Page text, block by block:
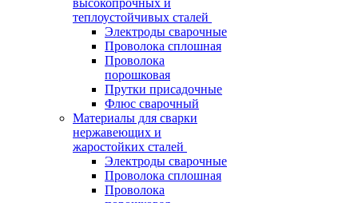
высокопрочных и
теплоустойчивых сталей
Электроды сварочные
Проволока сплошная
Проволока
порошковая
Прутки присадочные
Флюс сварочный
Материалы для сварки
нержавеющих и
жаростойких сталей
Электроды сварочные
Проволока сплошная
Проволока